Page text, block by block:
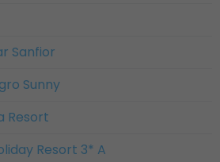
Sanfior
Sunny
Resort
Resort 3* A